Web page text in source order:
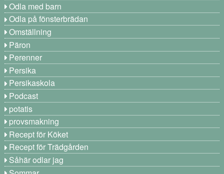
Odla med barn
Odla på fönsterbrädan
Omställning
Päron
Perenner
Persika
Persikaskola
Podcast
potatis
provsmakning
Recept för Köket
Recept för Trädgården
Såhär odlar jag